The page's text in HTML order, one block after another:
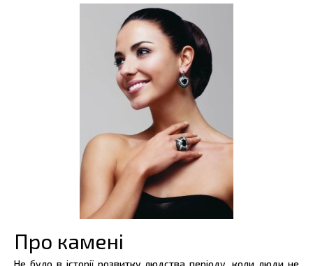
Про камені
Не було в історії розвитку людства періоду, коли люди не